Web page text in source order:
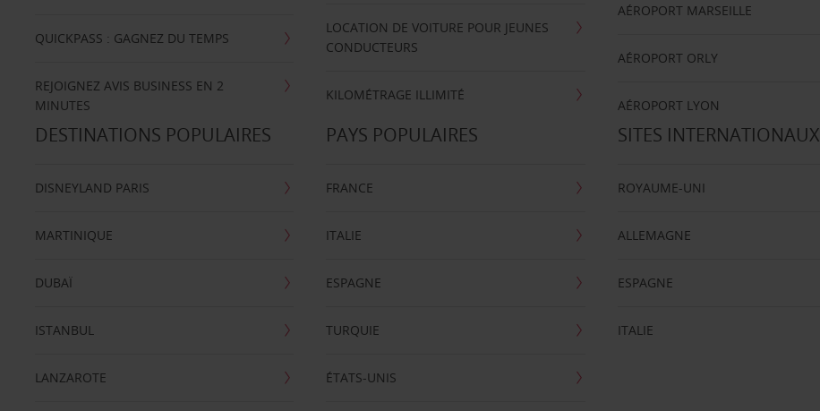
QUICKPASS : GAGNEZ DU TEMPS
REJOIGNEZ AVIS BUSINESS EN 2
MINUTES
LOCATION DE VOITURE POUR JEUNES
CONDUCTEURS
KILOMÉTRAGE ILLIMITÉ
AÉROPORT MARSEILLE
AÉROPORT ORLY
AÉROPORT LYON
DESTINATIONS POPULAIRES
DISNEYLAND PARIS
MARTINIQUE
DUBAÏ
ISTANBUL
LANZAROTE
PAYS POPULAIRES
FRANCE
ITALIE
ESPAGNE
TURQUIE
ÉTATS-UNIS
SITES INTERNATIONAUX
ROYAUME-UNI
ALLEMAGNE
ESPAGNE
ITALIE